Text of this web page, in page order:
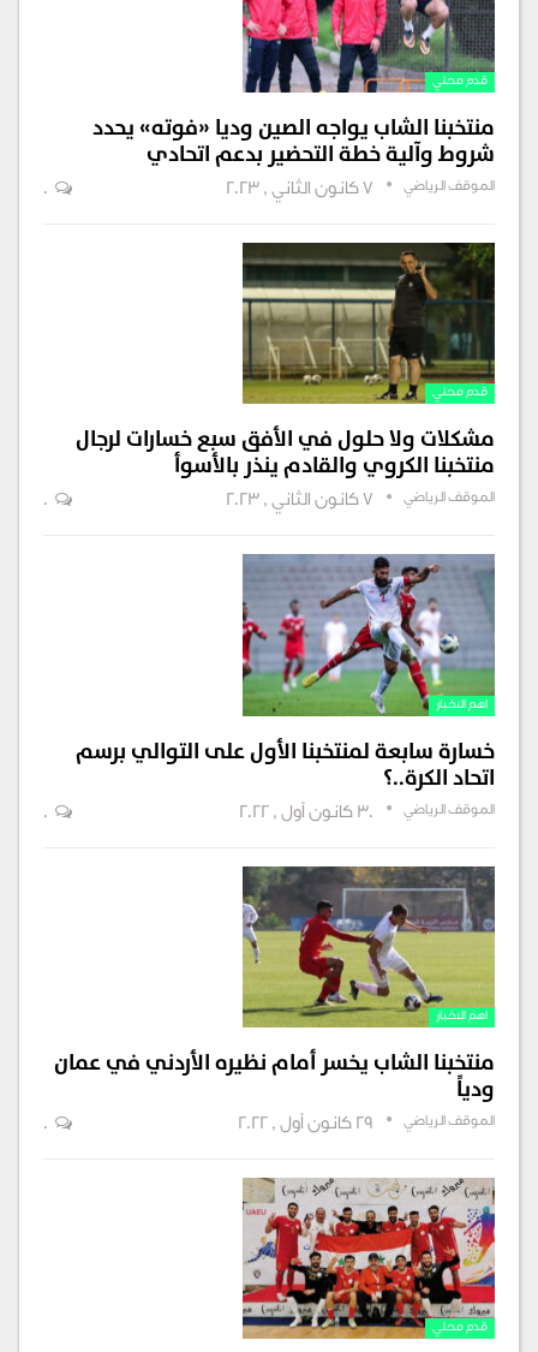
قدم محلي
منتخبنا الشاب يواجه الصين وديا «فوته» يحدد
شروط وآلية خطة التحضير بدعم اتحادي
الموقف الرياضي 0
قدم محلي
مشكلات ولا حلول في الأفق سبع خسارات لرجال
منتخبنا الكروي والقادم ينذر بالأسوأ
الموقف الرياضي 0
اهم الاخبار
خسارة سابعة لمنتخبنا الأول على التوالي برسم
اتحاد الكرة..؟
الموقف الرياضي 30 كانون أول , 2022 0
اهم الاخبار
منتخبنا الشاب يخسر أمام نظيره الأردني في عمان
ودياً
الموقف الرياضي 29 كانون أول , 2022 0
قدم محلي